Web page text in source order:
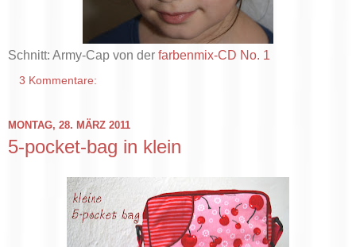
Schnitt: Army-Cap von der farbenmix-CD No. 1
3 Kommentare:
MONTAG, 28. MÄRZ 2011
5-pocket-bag in klein